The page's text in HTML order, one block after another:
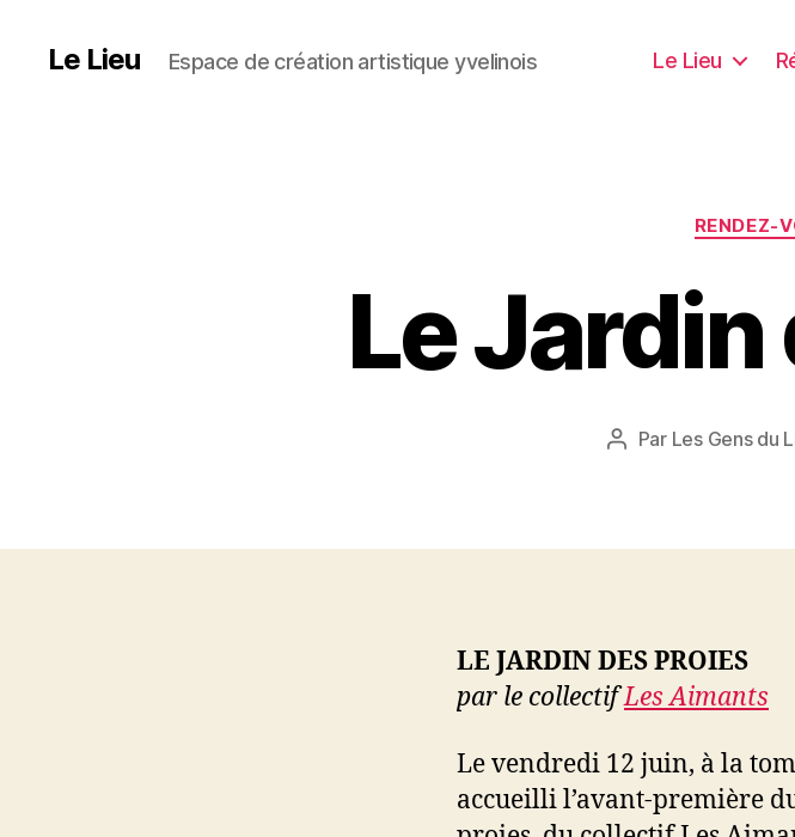
Le Lieu Espace de création artistique yvelinois Le Lieu
RENDEZ-
Le
Auteur
Par Les Gens du
LE JARDIN DES PROIES
par le collectifLes Aimants
Le vendredi 12 juin, à la
accueilli l’avant-première